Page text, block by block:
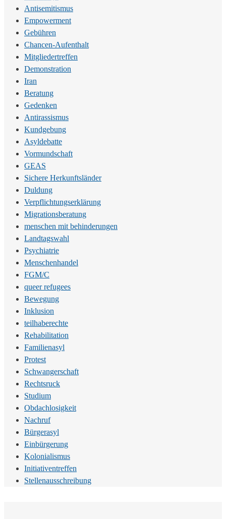
Antisemitismus
Empowerment
Gebühren
Chancen-Aufenthalt
Mitgliedertreffen
Demonstration
Iran
Beratung
Gedenken
Antirassismus
Kundgebung
Asyldebatte
Vormundschaft
GEAS
Sichere Herkunftsländer
Duldung
Verpflichtungserklärung
Migrationsberatung
menschen mit behinderungen
Landtagswahl
Psychiatrie
Menschenhandel
FGM/C
queer refugees
Bewegung
Inklusion
teilhaberechte
Rehabilitation
Familienasyl
Protest
Schwangerschaft
Rechtsruck
Studium
Obdachlosigkeit
Nachruf
Bürgerasyl
Einbürgerung
Kolonialismus
Initiativentreffen
Stellenausschreibung